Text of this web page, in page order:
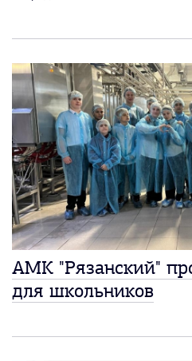
АМК "Рязанский"
для школьников